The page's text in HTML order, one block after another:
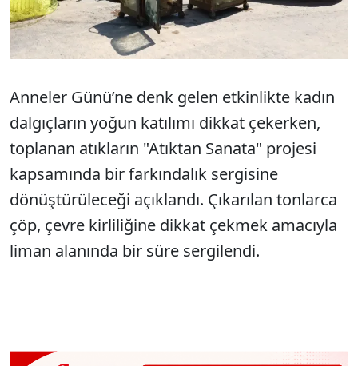
Anneler Günü’ne denk gelen etkinlikte kadın
dalgıçların yoğun katılımı dikkat çekerken,
toplanan atıkların "Atıktan Sanata" projesi
kapsamında bir farkındalık sergisine
dönüştürüleceği açıklandı. Çıkarılan tonlarca
çöp, çevre kirliliğine dikkat çekmek amacıyla
liman alanında bir süre sergilendi.